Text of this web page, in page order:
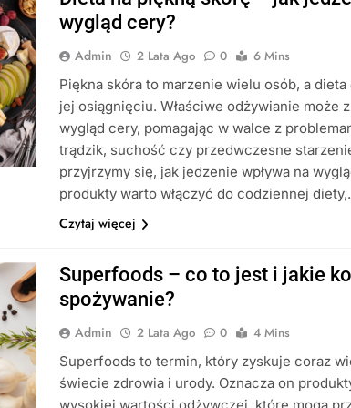
wygląd cery?
Admin 2 Lata Ago 0
6 Mins
Piękna skóra to marzenie wielu osób, a
jej osiągnięciu. Właściwe odżywianie może
wygląd cery, pomagając w walce z
trądzik, suchość czy przedwczesne
przyjrzymy się, jak jedzenie wpływa na
produkty warto włączyć do codziennej
Czytaj więcej
Superfoods – co to jest i jakie
spożywanie?
Admin 2 Lata Ago 0
4 Mins
Superfoods to termin, który zyskuje coraz
świecie zdrowia i urody. Oznacza on